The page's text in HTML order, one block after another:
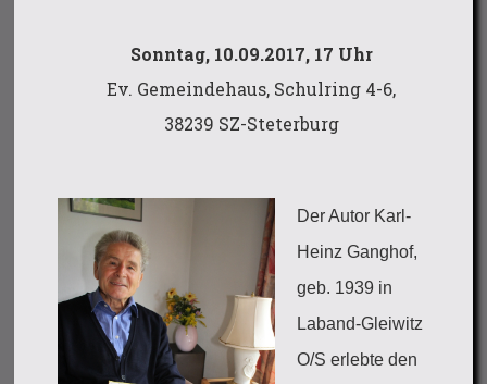
Sonntag, 10.09.2017, 17 Uhr
Ev. Gemeindehaus, Schulring 4-6,
38239 SZ-Steterburg
Der Autor Karl-
Heinz Ganghof,
geb. 1939 in
Laband-Gleiwitz
O/S erlebte den